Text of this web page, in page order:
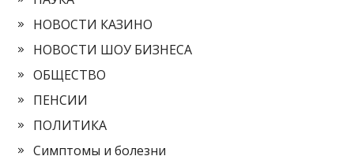
НОВОСТИ КАЗИНО
НОВОСТИ ШОУ БИЗНЕСА
ОБЩЕСТВО
ПЕНСИИ
ПОЛИТИКА
Симптомы и болезни